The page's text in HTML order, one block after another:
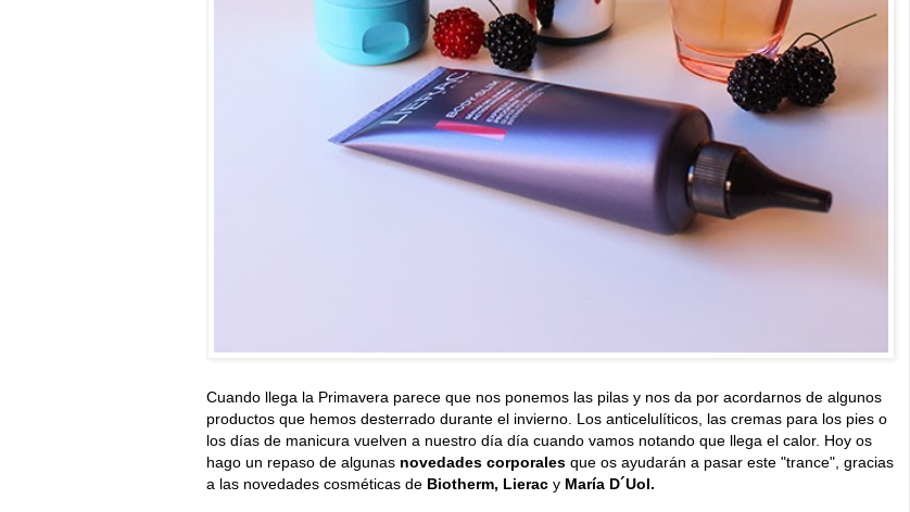
Cuando llega la Primavera parece que nos ponemos las pilas y nos da por acordarnos de algunos
productos que hemos desterrado durante el invierno. Los anticelulíticos, las cremas para los pies o
los días de manicura vuelven a nuestro día día cuando vamos notando que llega el calor. Hoy os
hago un repaso de algunas novedades corporales que os ayudarán a pasar este "trance", gracias
a las novedades cosméticas de Biotherm, Lierac y María D´Uol.